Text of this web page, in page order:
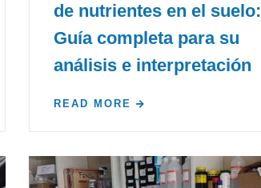
de nutrientes en el suelo:
Guía completa para su
análisis e interpretación
READ MORE